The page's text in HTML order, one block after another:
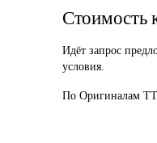
Стоимость
Идёт запрос
условия.
По Оригиналам